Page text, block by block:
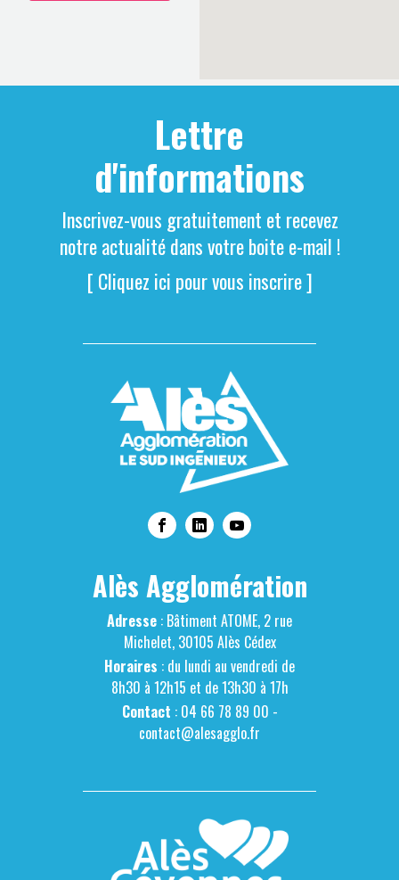
Lettre
d'informations
Inscrivez-vous gratuitement et recevez
notre actualité dans votre boite e-mail !
[ Cliquez ici pour vous inscrire ]
Alès Agglomération
Adresse : Bâtiment ATOME, 2 rue
Michelet, 30105 Alès Cédex
Horaires : du lundi au vendredi de
8h30 à 12h15 et de 13h30 à 17h
Contact : 04 66 78 89 00 -
contact@alesagglo.fr